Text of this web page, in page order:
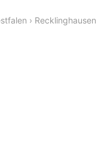
› Recklinghausen